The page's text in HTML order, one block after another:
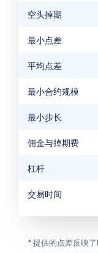
空头掉期
最小点差
平均点差
最小合约规模
最小步长
佣金与掉期费
杠杆
交易时间
* 提供的点差反映